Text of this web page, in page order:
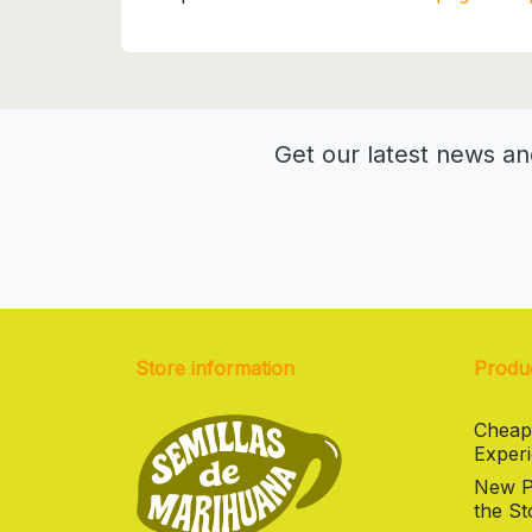
Get our latest news
Store information
New
the